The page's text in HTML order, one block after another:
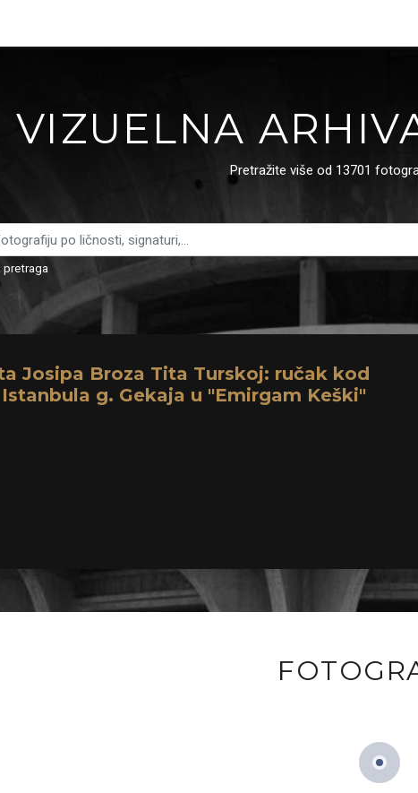
VIZUELNA
Pretražite više od 13701
pretraga
Josipa Broza Tita Turskoj: ručak kod
g. Gekaja u "Emirgam Keški"